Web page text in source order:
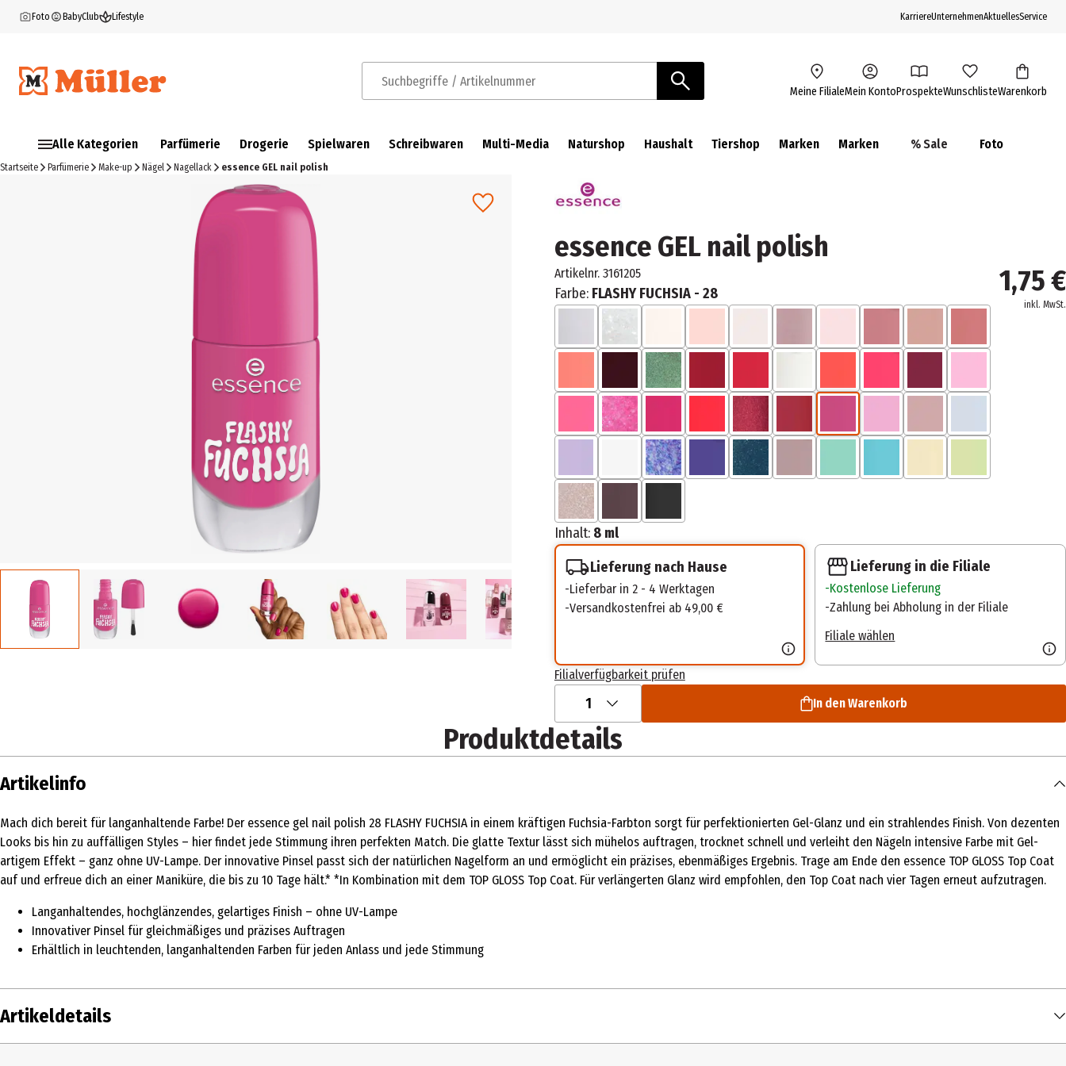
Foto BabyClub Lifestyle KarriereUnternehmenAktuellesService
Suchbegriffe / Artikelnummer Meine FilialeMein KontoProspekteWunschlisteWarenkorb
Alle Kategorien Parfümerie Drogerie Spielwaren Schreibwaren Multi-Media Naturshop Haushalt Tiershop Marken Marken % Sale Foto
Startseite Parfümerie Make-up Nägel Nagellack essence GEL nail polish
essence GEL nail polish
Artikelnr. 3161205
Farbe: FLASHY FUCHSIA - 28
Inhalt: 8 ml
1,75 €
inkl. MwSt.
Lieferung nach Hause
Lieferbar in 2 - 4 Werktagen
Versandkostenfrei ab 49,00 €
Lieferung in die Filiale
Kostenlose Lieferung
Zahlung bei Abholung in der Filiale
Filiale wählen
Filialverfügbarkeit prüfen
1 In den Warenkorb
Produktdetails
Artikelinfo
Mach dich bereit für langanhaltende Farbe! Der essence gel nail polish 28 FLASHY FUCHSIA in einem kräftigen Fuchsia-Farbton sorgt für perfektionierten Gel-Glanz und ein strahlendes Finish. Von dezenten
Looks bis hin zu auffälligen Styles – hier findet jede Stimmung ihren perfekten Match. Die glatte Textur lässt sich mühelos auftragen, trocknet schnell und verleiht den Nägeln intensive Farbe mit Gel-
artigem Effekt – ganz ohne UV-Lampe. Der innovative Pinsel passt sich der natürlichen Nagelform an und ermöglicht ein präzises, ebenmäßiges Ergebnis. Trage am Ende den essence TOP GLOSS Top Coat
auf und erfreue dich an einer Maniküre, die bis zu 10 Tage hält.* *In Kombination mit dem TOP GLOSS Top Coat. Für verlängerten Glanz wird empfohlen, den Top Coat nach vier Tagen erneut aufzutragen.
Langanhaltendes, hochglänzendes, gelartiges Finish – ohne UV-Lampe
Innovativer Pinsel für gleichmäßiges und präzises Auftragen
Erhältlich in leuchtenden, langanhaltenden Farben für jeden Anlass und jede Stimmung
Artikeldetails